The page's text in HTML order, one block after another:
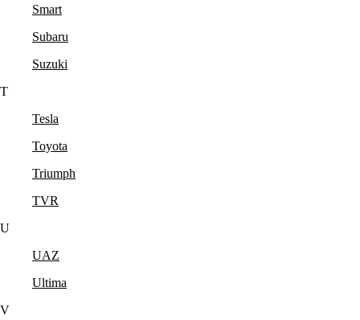
Smart
Subaru
Suzuki
T
Tesla
Toyota
Triumph
TVR
U
UAZ
Ultima
V